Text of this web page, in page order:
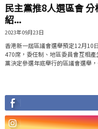
民主黨推8人選區會
紹...
2023年09月23日
香港新一屆區議會選舉預定12月10
470席，委任制、地區委員會互相
黨決定參選年底舉行的區議會選舉